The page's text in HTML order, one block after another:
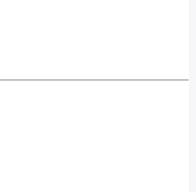
หา.com
ระกาศ
หา ราคาถู
ม่มีค่านาย
น รับจ้าง